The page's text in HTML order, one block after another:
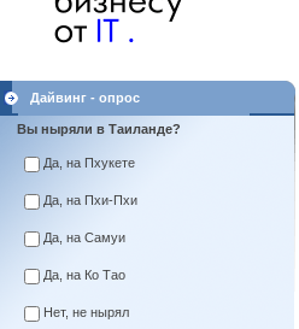
Дайвинг - опрос
Вы ныряли в Таиланде?
Да, на Пхукете
Да, на Пхи-Пхи
Да, на Самуи
Да, на Ко Тао
Нет, не нырял